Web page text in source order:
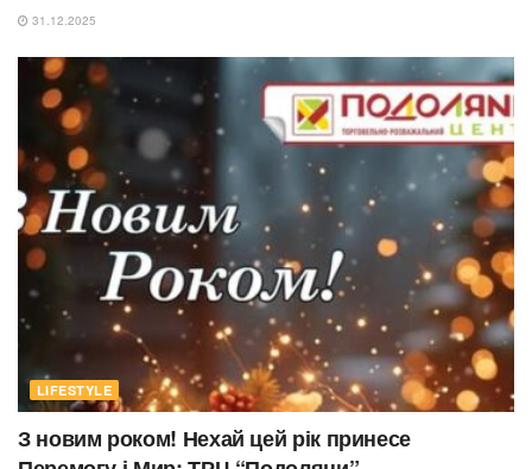
31.12.2025
LIFESTYLE
З новим роком! Нехай цей рік принесе